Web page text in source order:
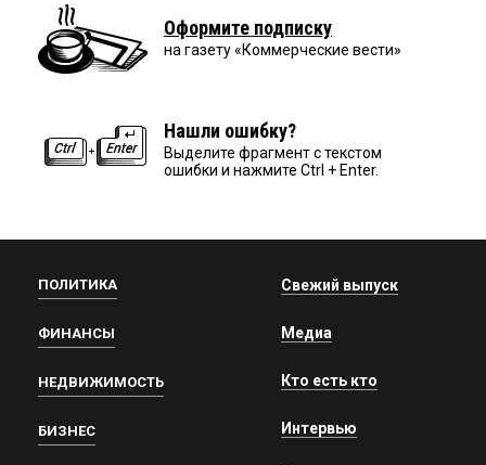
Оформите подписку
на газету «Коммерческие вести»
Нашли ошибку?
Выделите фрагмент с текстом
ошибки и нажмите Ctrl + Enter.
ПОЛИТИКА
ФИНАНСЫ
НЕДВИЖИМОСТЬ
БИЗНЕС
Свежий выпуск
Медиа
Кто есть кто
Интервью